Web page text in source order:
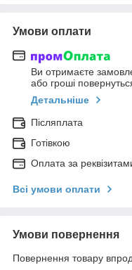
Умови оплати
Ви отримаєте
або гроші
Детальніше
Післяплата
Готівкою
Оплата за
Всі умови оплати
Умови повернення
Повернення товару